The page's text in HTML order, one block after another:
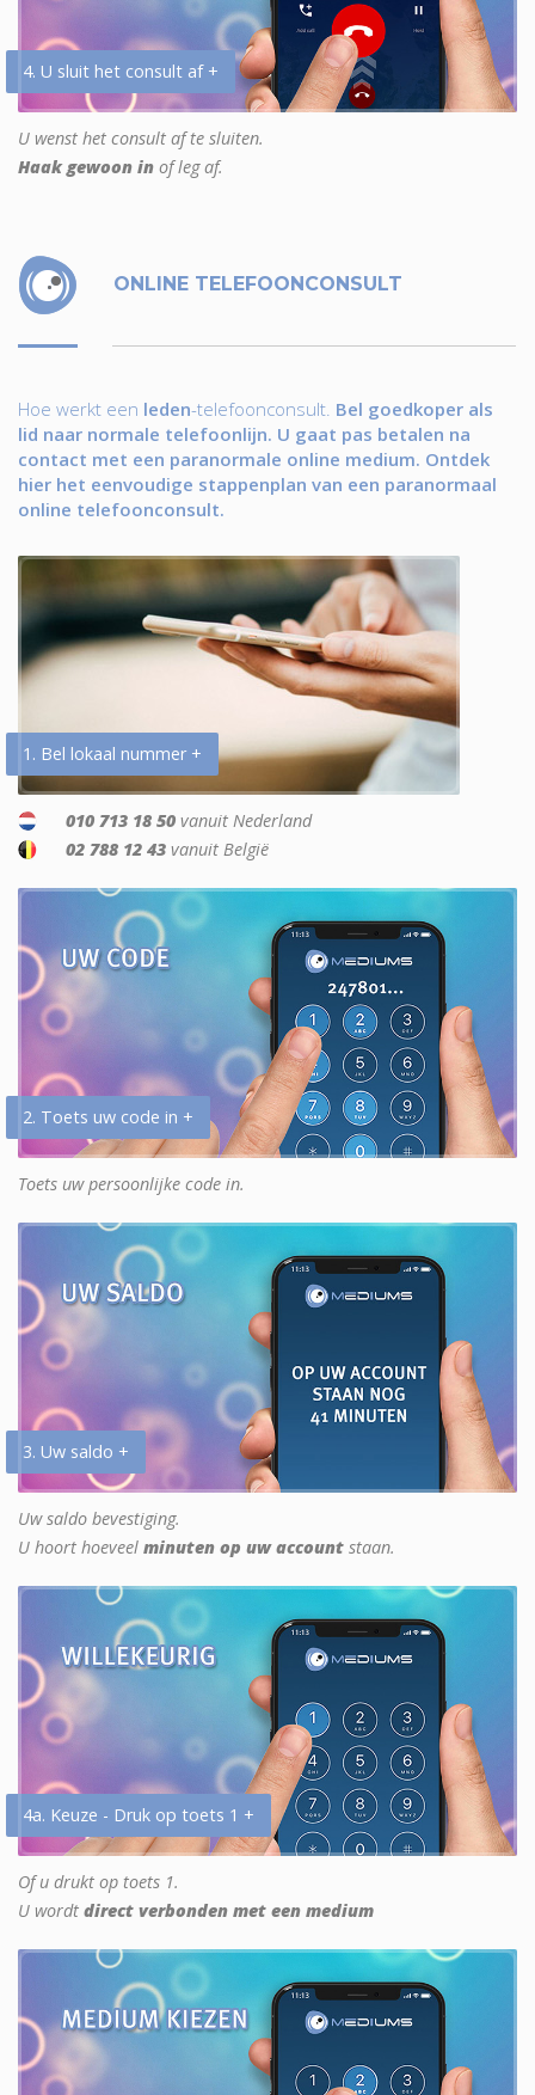
4. U sluit het consult af +
U wenst het consult af te sluiten.
Haak gewoon in of leg af.
ONLINE TELEFOONCONSULT
Hoe werkt een leden-telefoonconsult. Bel goedkoper als
lid naar normale telefoonlijn. U gaat pas betalen na
contact met een paranormale online medium. Ontdek
hier het eenvoudige stappenplan van een paranormaal
online telefoonconsult.
1. Bel lokaal nummer +
010 713 18 50 vanuit Nederland
02 788 12 43 vanuit België
2. Toets uw code in +
Toets uw persoonlijke code in.
3. Uw saldo +
Uw saldo bevestiging.
U hoort hoeveel minuten op uw account staan.
4a. Keuze - Druk op toets 1 +
Of u drukt op toets 1.
U wordt direct verbonden met een medium